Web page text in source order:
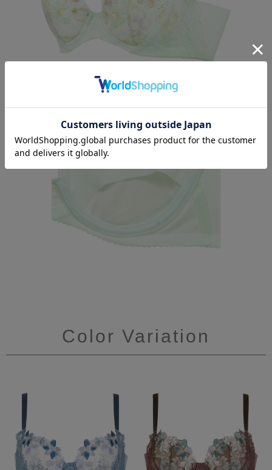
Color Variation